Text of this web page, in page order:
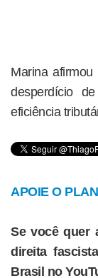
Marina
desperdício
eficiência
APOIE O
Se você quer
direita
Brasil no